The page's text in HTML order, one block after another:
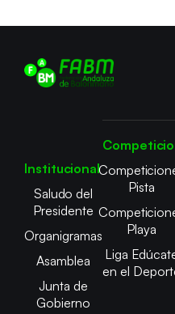
Institucional
Saludo del
Presidente
Organigramas
Asamblea
Junta de
Gobierno
Pista
Playa
Liga
en el